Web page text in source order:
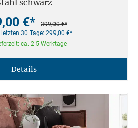
schwarz
€*
399,00 €*
letzten 30 Tage: 299,00 €*
ca. 2-5 Werktage
Details